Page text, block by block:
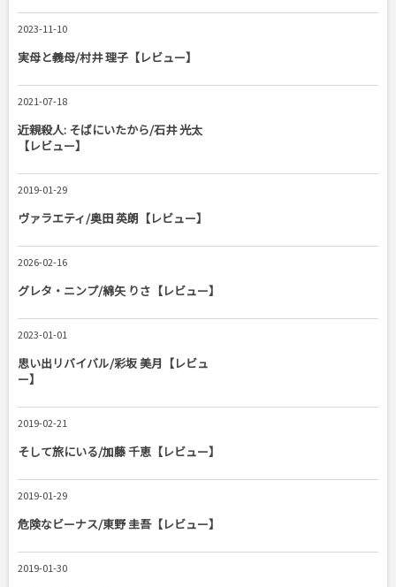
2023-11-10
実母と義母/村井 理子【レビュー】
2021-07-18
近親殺人: そばにいたから/石井 光太
【レビュー】
2019-01-29
ヴァラエティ/奥田 英朗【レビュー】
2026-02-16
グレタ・ニンプ/綿矢 りさ【レビュー】
2023-01-01
思い出リバイバル/彩坂 美月【レビュ
ー】
2019-02-21
そして旅にいる/加藤 千恵【レビュー】
2019-01-29
危険なビーナス/東野 圭吾【レビュー】
2019-01-30